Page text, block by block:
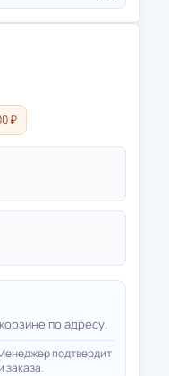
₽
по адресу.
подтвердит
заказа.